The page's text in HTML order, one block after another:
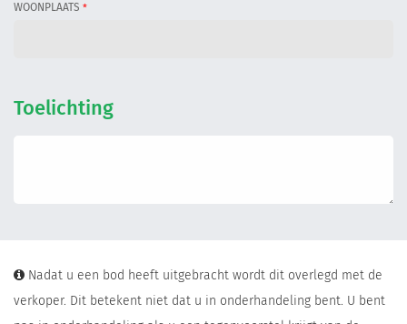
WOONPLAATS *
Toelichting
Nadat u een bod heeft uitgebracht wordt dit overlegd met de
verkoper. Dit betekent niet dat u in onderhandeling bent. U bent